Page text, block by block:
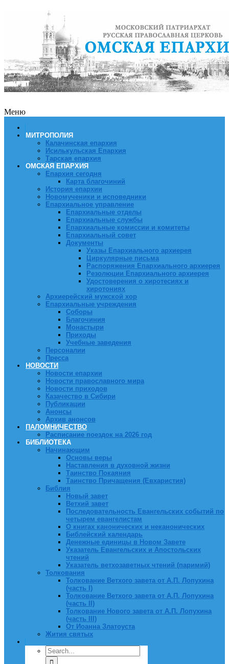
Меню
МИТРОПОЛИЯ
Калачинская епархия
Исилькульская Епархия
Тарская епархия
ОМСКАЯ ЕПАРХИЯ
Епархия сегодня
Карта благочиний
История епархии
Новомученики и исповедники
Епархиальное управление
Епархиальные отделы
Епархиальные службы
Епархиальные комиссии и комитеты
Епархиальный совет
Документы
Указы Епархиального архиерея
Циркулярные письма
Распоряжения Епархиального архиерея
Резолюции Епархиального архиерея
Удостоверения о хиротесиях и
хиротониях
Архиерейский мужской хор
Епархиальные учреждения
Соборы
Благочиния
Монастыри
Приходы
Учебные заведения
Персоналии
Пресса
НОВОСТИ
Новости епархии
Новости православного мира
Новости приходов
Казачество в Сибири
Публикации
Анонсы
Архив анонсов
ПАЛОМНИЧЕСТВО
Расписание поездок на 2026 год
БИБЛИОТЕКА
Начинающим
Основы веры
Наставления в духовной жизни
Таинство Покаяния
Таинство Причащения (Евхаристия)
Библия
Новый завет
Ветхий завет
Последовательность Евангельских событий по
четырем евангелистам
О книгах канонических и неканонических
Библейский календарь
Денежные единицы в Новом Завете
Указатель Евангельских и Апостольских
чтений
Указатель ветхозаветных чтений (паримий)
Толкования
Толкование Ветхого завета от А.П. Лопухина
(часть I)
Толкование Ветхого завета от А.П. Лопухина
(часть II)
Толкование Нового завета от А.П. Лопухина
(часть III)
От Иоанна Златоуста
Жития святых